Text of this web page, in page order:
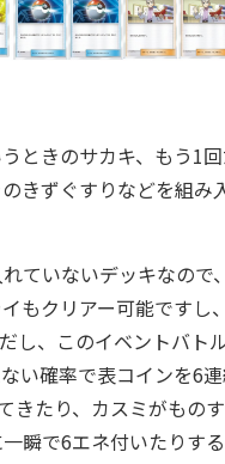
ときのサカキ、もう1
きずぐすりなどを組み
ていないデッキなので
もクリアー可能ですし
し、このイベントバト
い確率で表コインを6
きたり、カスミがもの
瞬で6エネ付いたりす